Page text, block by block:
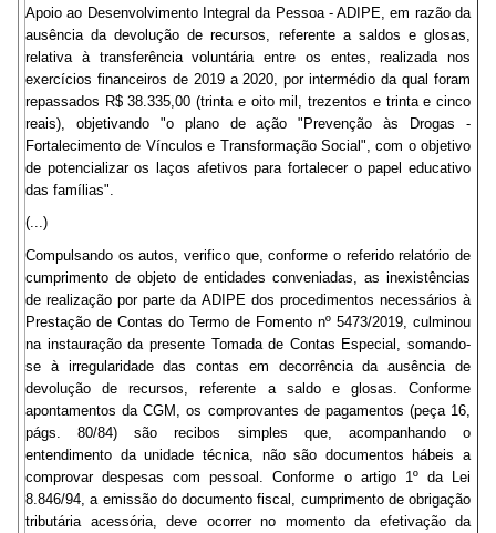
Apoio ao Desenvolvimento Integral da Pessoa - ADIPE, em razão da
ausência da devolução de recursos, referente a saldos e glosas,
relativa à transferência voluntária entre os entes, realizada nos
exercícios financeiros de 2019 a 2020, por intermédio da qual foram
repassados R$ 38.335,00 (trinta e oito mil, trezentos e trinta e cinco
reais), objetivando "o plano de ação "Prevenção às Drogas -
Fortalecimento de Vínculos e Transformação Social", com o objetivo
de potencializar os laços afetivos para fortalecer o papel educativo
das famílias".
(...)
Compulsando os autos, verifico que, conforme o referido relatório de
cumprimento de objeto de entidades conveniadas, as inexistências
de realização por parte da ADIPE dos procedimentos necessários à
Prestação de Contas do Termo de Fomento nº 5473/2019, culminou
na instauração da presente Tomada de Contas Especial, somando-
se à irregularidade das contas em decorrência da ausência de
devolução de recursos, referente a saldo e glosas. Conforme
apontamentos da CGM, os comprovantes de pagamentos (peça 16,
págs. 80/84) são recibos simples que, acompanhando o
entendimento da unidade técnica, não são documentos hábeis a
comprovar despesas com pessoal. Conforme o artigo 1º da Lei
8.846/94, a emissão do documento fiscal, cumprimento de obrigação
tributária acessória, deve ocorrer no momento da efetivação da